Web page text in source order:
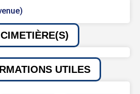
CIMETIÈRE(S)
UTILES